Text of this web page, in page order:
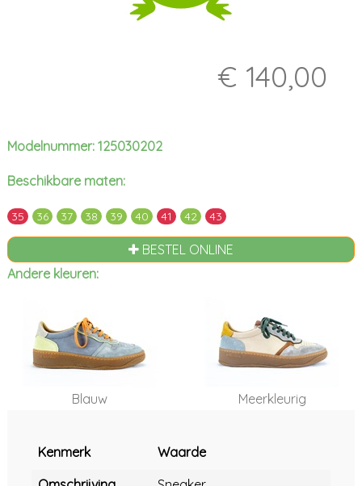
€ 140,00
Modelnummer: 125030202
Beschikbare maten:
35 36 37 38 39 40 41 42 43
BESTEL ONLINE
Andere kleuren:
Blauw Meerkleurig
Kenmerk
Waarde